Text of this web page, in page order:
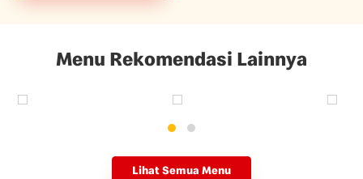
Menu Rekomendasi Lainnya
Lihat Semua Menu